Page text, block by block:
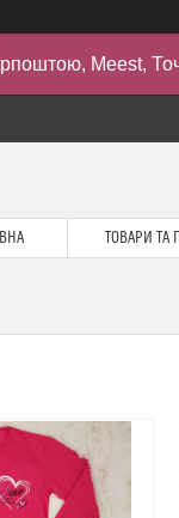
Meest,
ТОВАРИ ТА